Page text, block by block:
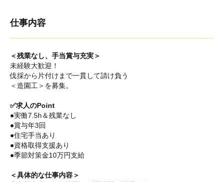
仕事内容
＜残業なし、手当賞与充実＞
未経験大歓迎！
伐採から片付けまで一貫して請け負う
＜造園工＞を募集。
✅求人のPoint
●実働7.5h＆残業なし
●賞与年3回
●住宅手当あり
●資格取得支援あり
●季節対策金10万円支給
＜具体的な仕事内容＞